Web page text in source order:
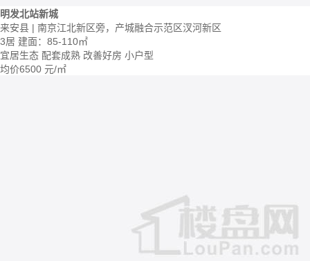
明发北站新城
来安县 | 南京江北新区旁，产城融合示范区汊河新区
3居 建面：85-110㎡
宜居生态 配套成熟 改善好房 小户型
均价6500 元/㎡